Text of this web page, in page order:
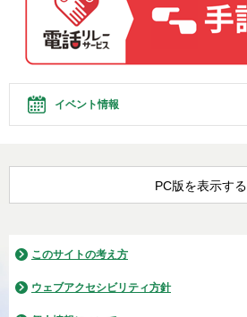
イベント情報
PC版を表示する
このサイトの考え方
ウェブアクセシビリティ方針